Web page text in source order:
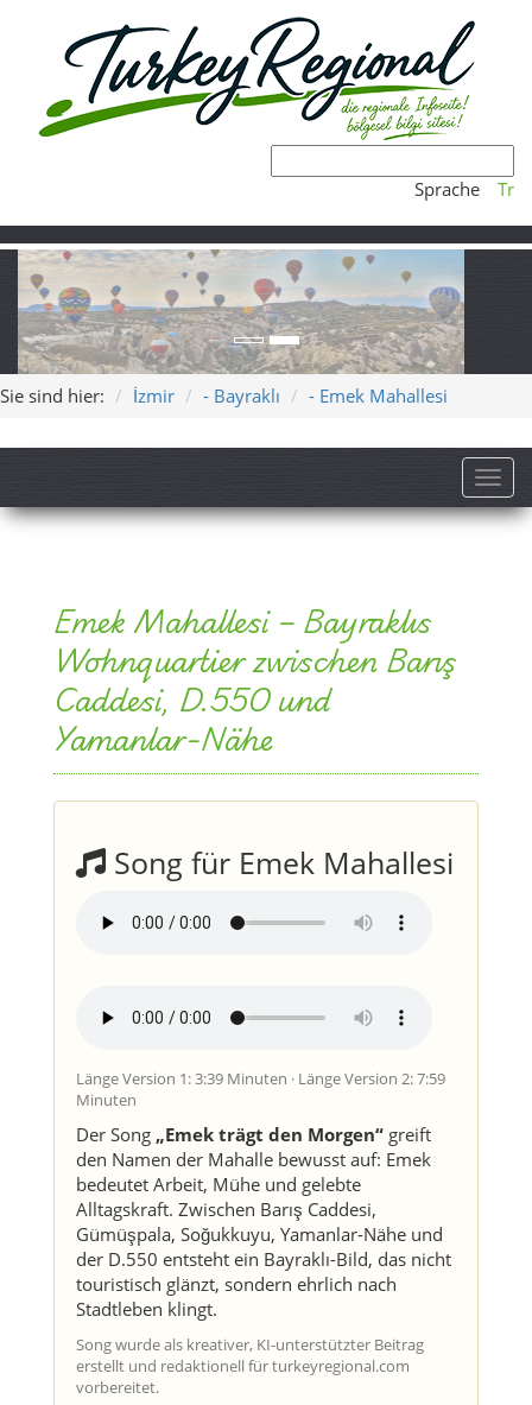
Sprache Tr
Sie sind hier: İzmir - Bayraklı - Emek Mahallesi
Emek Mahallesi – Bayraklıs
Wohnquartier zwischen Barış
Caddesi, D.550 und
Yamanlar-Nähe
Song für Emek Mahallesi
Länge Version 1: 3:39 Minuten · Länge Version 2: 7:59
Minuten
Der Song „Emek trägt den Morgen“ greift
den Namen der Mahalle bewusst auf: Emek
bedeutet Arbeit, Mühe und gelebte
Alltagskraft. Zwischen Barış Caddesi,
Gümüşpala, Soğukkuyu, Yamanlar-Nähe und
der D.550 entsteht ein Bayraklı-Bild, das nicht
touristisch glänzt, sondern ehrlich nach
Stadtleben klingt.
Song wurde als kreativer, KI-unterstützter Beitrag
erstellt und redaktionell für turkeyregional.com
vorbereitet.